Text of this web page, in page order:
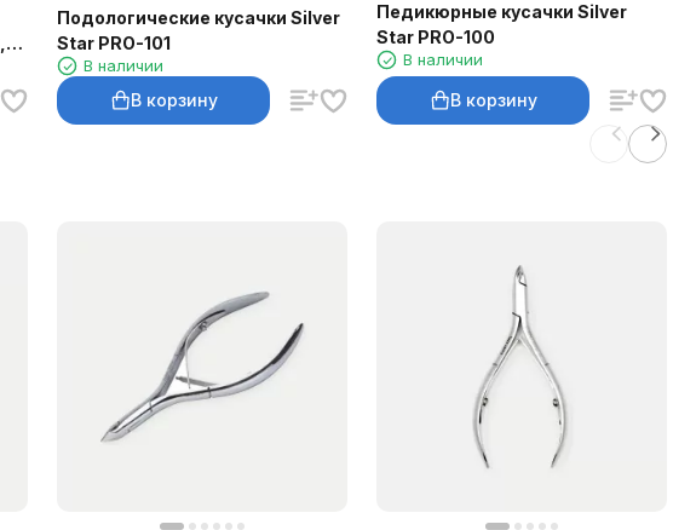
Подологические кусачки Silver
Star PRO-101
В наличии
В корзину
Педикюрные кусачки Silver
Star PRO-100
В наличии
В корзину